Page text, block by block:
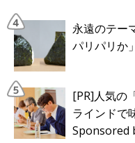
永遠のテー
パリパリか
[PR]人気の
ラインドで
Sponsored